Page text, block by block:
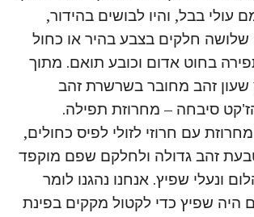
עולי בבל, והיו לבושים בהידור,
שלושה חלקים בצבע בהיר או כחול
בחוט אדום וכובע תואם. מתוך
שעון זהב מחובר בשרשרת זהב
סיבחה – מחרוזת תפילה.
עם חרוזי לזולי לפיס כחולים,
זהב גדולה ולחלקם שפם מוקפד
ונעלי שפיץ. אנחנו נהגנו לומר
היה שפיץ כדי לקטול מקקים בפינת